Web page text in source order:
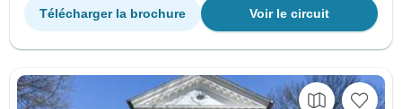
Voir le circuit
Télécharger la brochure